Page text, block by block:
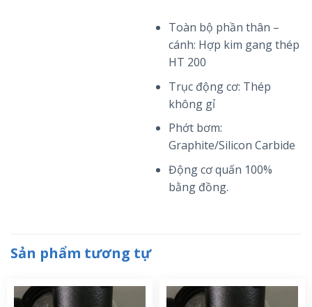
Toàn bộ phần thân –
cánh: Hợp kim gang thép
HT 200
Trục động cơ: Thép
không gỉ
Phớt bơm:
Graphite/Silicon Carbide
Động cơ quấn 100%
bằng đồng.
Sản phẩm tương tự